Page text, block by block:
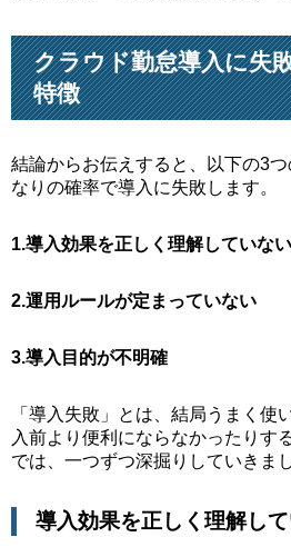
クラウド勤怠導入に失
特徴
結論からお伝えすると、以下の3
なりの確率で導入に失敗します。
1.導入効果を正しく理解していない
2.運用ルールが定まっていない
3.導入目的が不明確
「導入失敗」とは、結局うまく使
入前より便利にならなかったりす
では、一つずつ深掘りしていきま
導入効果を正しく理解し